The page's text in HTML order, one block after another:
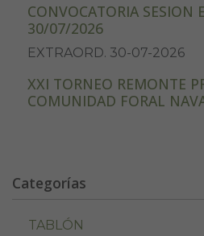
CONVOCATORIA SESION
30/07/2026
EXTRAORD. 30-07-2026
XXI TORNEO REMONTE
COMUNIDAD FORAL
Categorías
TABLÓN